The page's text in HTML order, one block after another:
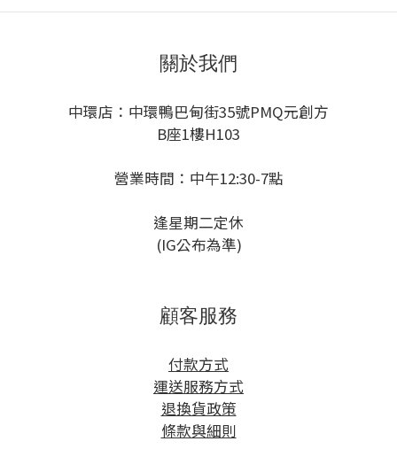
關於我們
中環店：中環鴨巴甸街35號PMQ元創方
B座1樓H103
營業時間：中午12:30-7點
逢星期二定休
(IG公布為準)
顧客服務
付款方式
運送服務方式
退換貨政策
條款與細則